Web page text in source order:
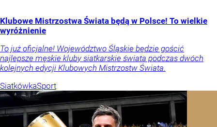
Klubowe Mistrzostwa Świata będą w Polsce! To wielkie
wyróżnienie
To już oficjalne! Województwo Śląskie będzie gościć
najlepsze męskie kluby siatkarskie świata podczas dwóch
kolejnych edycji Klubowych Mistrzostw Świata.
SiatkówkaSport